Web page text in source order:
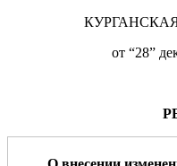
от “28”